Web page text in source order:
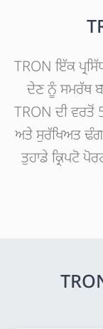
TRON ਇੱਕ
ਦੇਣ ਨੂੰ ਸਮਰੱਥ
TRON ਦੀ ਵਰਤੋਂ
ਅਤੇ ਸੁਰੱਖਿਅਤ
ਤੁਹਾਡੇ ਕ੍ਰਿਪਟੋ